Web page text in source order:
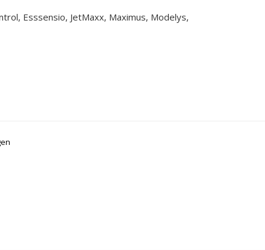
Esssensio, JetMaxx, Maximus, Modelys,